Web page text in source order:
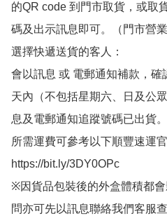
的QR code 到門市取貨，或取
碼及出示訊息即可。（門市營
選擇快遞送貨的客人：
會以訊息 或 電郵通知補款，
天內（不包括星期六、日及公
息及電郵通知追蹤號碼已出貨。
所需運費可參考以下順豐速運官
https://bit.ly/3DY0OPc
※因貨品包裝後的外盒體積都
問亦可先以訊息聯絡我們客服